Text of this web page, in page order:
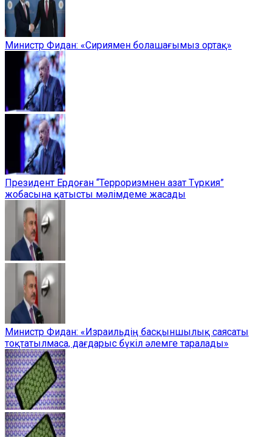
Министр Фидан: «Сириямен болашағымыз ортақ»
Президент Ердоған “Терроризмнен азат Түркия”
жобасына қатысты мәлімдеме жасады
Министр Фидан: «Израильдің басқыншылық саясаты
тоқтатылмаса, дағдарыс бүкіл әлемге таралады»